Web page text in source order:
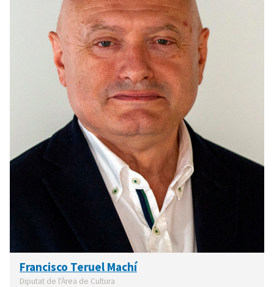
Francisco Teruel Machí
Diputat de l'Àrea de Cultura